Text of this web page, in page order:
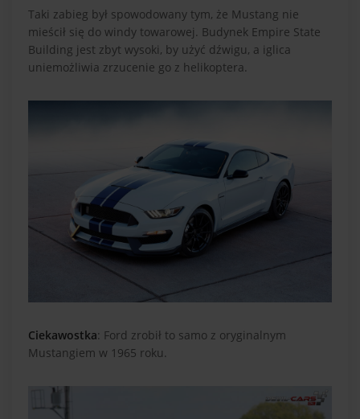
Taki zabieg był spowodowany tym, że Mustang nie
mieścił się do windy towarowej. Budynek Empire State
Building jest zbyt wysoki, by użyć dźwigu, a iglica
uniemożliwia zrzucenie go z helikoptera.
Ciekawostka: Ford zrobił to samo z oryginalnym
Mustangiem w 1965 roku.